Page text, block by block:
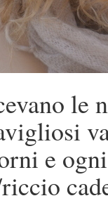
e